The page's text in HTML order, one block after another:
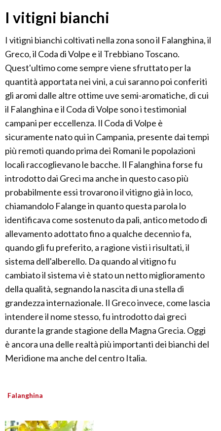
I vitigni bianchi
I vitigni bianchi coltivati nella zona sono il Falanghina, il
Greco, il Coda di Volpe e il Trebbiano Toscano.
Quest'ultimo come sempre viene sfruttato per la
quantità apportata nei vini, a cui saranno poi conferiti
gli aromi dalle altre ottime uve semi-aromatiche, di cui
il Falanghina e il Coda di Volpe sono i testimonial
campani per eccellenza. Il Coda di Volpe è
sicuramente nato qui in Campania, presente dai tempi
più remoti quando prima dei Romani le popolazioni
locali raccoglievano le bacche. Il Falanghina forse fu
introdotto dai Greci ma anche in questo caso più
probabilmente essi trovarono il vitigno già in loco,
chiamandolo Falange in quanto questa parola lo
identificava come sostenuto da pali, antico metodo di
allevamento adottato fino a qualche decennio fa,
quando gli fu preferito, a ragione visti i risultati, il
sistema dell'alberello. Da quando al vitigno fu
cambiato il sistema vi è stato un netto miglioramento
della qualità, segnando la nascita di una stella di
grandezza internazionale. Il Greco invece, come lascia
intendere il nome stesso, fu introdotto dai greci
durante la grande stagione della Magna Grecia. Oggi
è ancora una delle realtà più importanti dei bianchi del
Meridione ma anche del centro Italia.
Falanghina